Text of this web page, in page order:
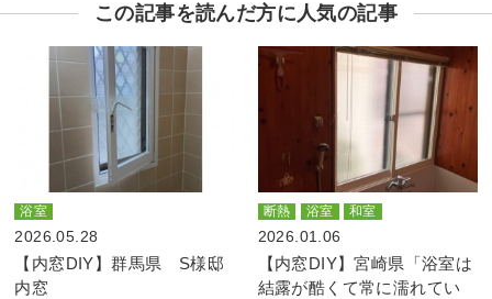
この記事を読んだ方に人気の記事
浴室
2026.05.28
【内窓DIY】群馬県 S様邸
内窓
断熱 浴室 和室
2026.01.06
【内窓DIY】宮崎県「浴室は
結露が酷くて常に濡れてい